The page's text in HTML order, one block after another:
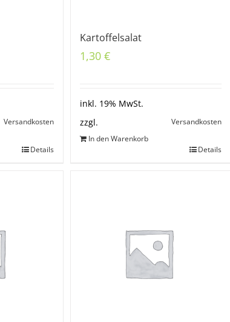
Versandkosten
Details
Kartoffelsalat
1,30 €
inkl. 19% MwSt.
zzgl.
Versandkosten
In den Warenkorb
Details